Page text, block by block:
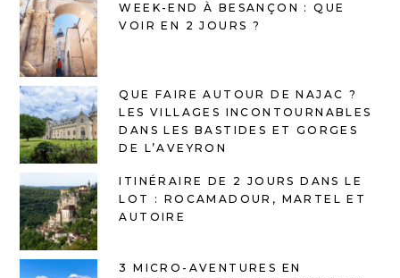
WEEK-END À BESANÇON : QUE
VOIR EN 2 JOURS ?
QUE FAIRE AUTOUR DE NAJAC ?
LES VILLAGES INCONTOURNABLES
DANS LES BASTIDES ET GORGES
DE L’AVEYRON
ITINÉRAIRE DE 2 JOURS DANS LE
LOT : ROCAMADOUR, MARTEL ET
AUTOIRE
3 MICRO-AVENTURES EN